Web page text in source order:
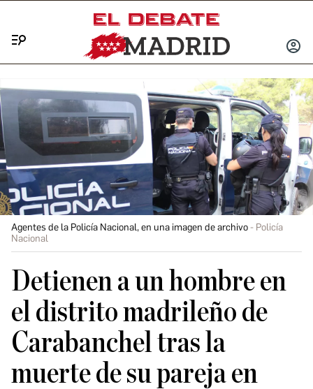
INICIAR
Agentes de la Policía Nacional, en una imagen de archivo
Policía
Nacional
Detienen a un hombre en
el distrito madrileño de
Carabanchel tras la
muerte de su pareja en